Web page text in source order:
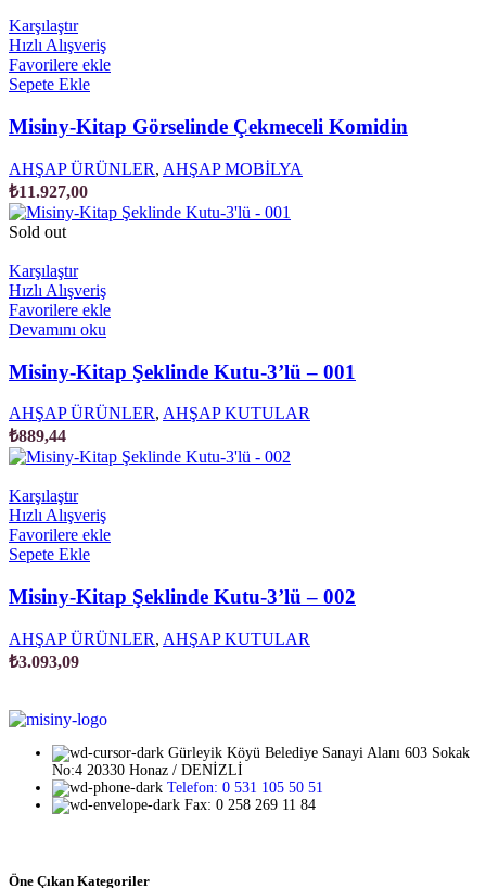
Karşılaştır
Hızlı Alışveriş
Favorilere ekle
Sepete Ekle
Misiny-Kitap Görselinde Çekmeceli Komidin
AHŞAP ÜRÜNLER, AHŞAP MOBİLYA
₺11.927,00
Sold out
Karşılaştır
Hızlı Alışveriş
Favorilere ekle
Devamını oku
Misiny-Kitap Şeklinde Kutu-3’lü – 001
AHŞAP ÜRÜNLER, AHŞAP KUTULAR
₺889,44
Karşılaştır
Hızlı Alışveriş
Favorilere ekle
Sepete Ekle
Misiny-Kitap Şeklinde Kutu-3’lü – 002
AHŞAP ÜRÜNLER, AHŞAP KUTULAR
₺3.093,09
Gürleyik Köyü Belediye Sanayi Alanı 603 Sokak
No:4 20330 Honaz / DENİZLİ
Telefon: 0 531 105 50 51
Fax: 0 258 269 11 84
Öne Çıkan Kategoriler